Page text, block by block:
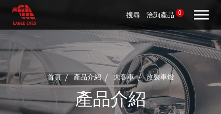
搜尋 洽詢產品 0
首頁 產品介紹 大客車 改裝車燈
產品介紹